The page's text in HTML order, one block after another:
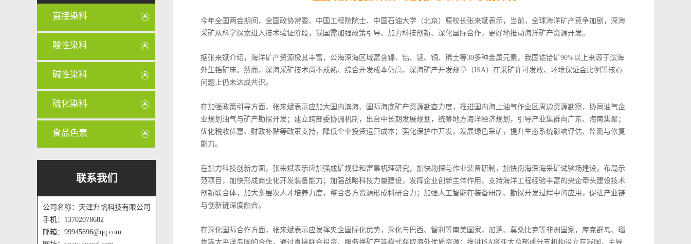
直接染料
酸性染料
碱性染料
硫化染料
食品色素
联系我们
公司名称：天津升帆科技有限公司
手机：13702078682
邮箱：99945696@qq.com
今年全国两会期间，全国政协常委、中国工程院院士、中国石油大学（北京）原校长张来斌表示，当前，全球海洋矿产竞争加剧，深海
采矿从科学探索进入技术验证阶段，我国需加强政策引导、加力科技创新、深化国际合作，更好地推动海洋矿产资源开发。
据张来斌介绍，海洋矿产资源极其丰富，公海深海区域富含镍、钴、锰、铜、稀土等30多种金属元素，我国锆铪矿90%以上来源于滨海
外生锆矿床。然而，深海采矿技术尚不成熟、综合开发成本仍高，深海矿产开发规章（ISA）在采矿许可发放、环境保证金比例等核心
问题上仍未达成共识。
在加强政策引导方面，张来斌表示应加大国内滨海、国际海底矿产资源勘查力度，推进国内海上油气作业区周边资源勘察，协同油气企
业规划油气与矿产勘探开发；建立跨部委协调机制，出台中长期发展规划，统筹地方海洋经济规划，引导产业集群向广东、海南集聚；
优化税收优惠、财政补贴等政策支持，降低企业投资运营成本；强化保护中开发，发展绿色采矿，提升生态系统影响评估、监测与修复
能力。
在加力科技创新方面，张来斌表示应加强成矿规律和富集机理研究，加快勘探与作业装备研制，加快南海深海采矿试验场建设，布局示
范项目，加快形成商业化开发装备能力；加强战略科技力量建设，发挥企业创新主体作用，支持海洋工程经验丰富的央企牵头建设技术
创新联合体，加大多层次人才培养力度，整合各方资源形成科研合力；加强人工智能在装备研制、勘探开发过程中的应用，促进产业链
与创新链深度融合。
在深化国际合作方面，张来斌表示应发挥央企国际化优势，深化与巴西、智利等南美国家，加蓬、莫桑比克等非洲国家，库克群岛、瑙
鲁等太平洋岛国的合作，通过直接联合投资、服务换矿产等模式获取海外优质资源；推进ISA将亚太总部或分支机构设立在我国，主导